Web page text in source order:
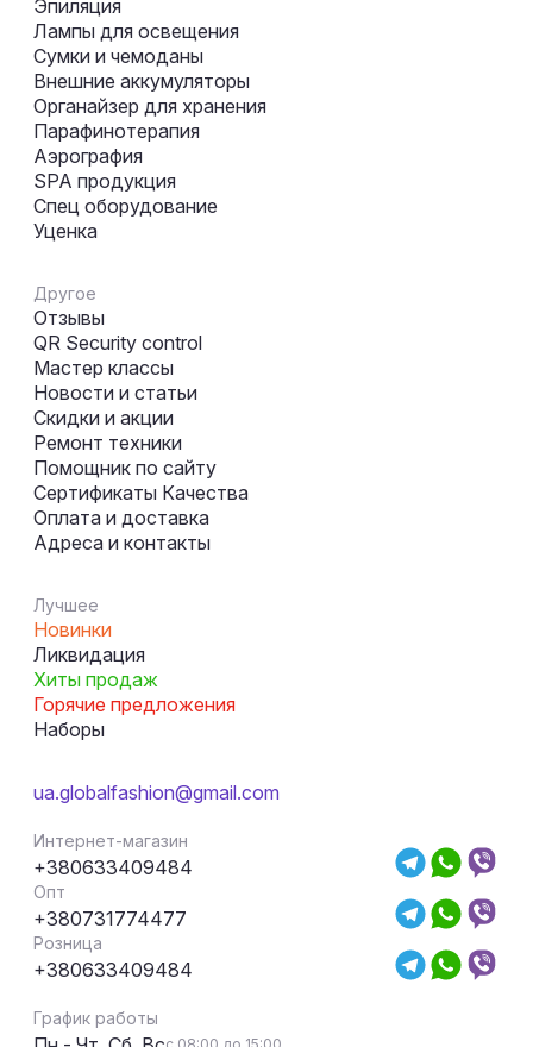
Эпиляция
Лампы для освещения
Сумки и чемоданы
Внешние аккумуляторы
Органайзер для хранения
Парафинотерапия
Аэрография
SPA продукция
Спец оборудование
Уценка
Другое
Отзывы
QR Security control
Мастер классы
Новости и статьи
Скидки и акции
Ремонт техники
Помощник по сайту
Сертификаты Качества
Оплата и доставка
Адреса и контакты
Лучшее
Новинки
Ликвидация
Хиты продаж
Горячие предложения
Наборы
ua.globalfashion@gmail.com
Интернет-магазин
+380633409484
Опт
+380731774477
Розница
+380633409484
График работы